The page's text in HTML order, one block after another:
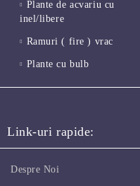
Plante de acvariu cu
inel/libere
Ramuri ( fire ) vrac
Plante cu bulb
Link-uri rapide:
Despre Noi